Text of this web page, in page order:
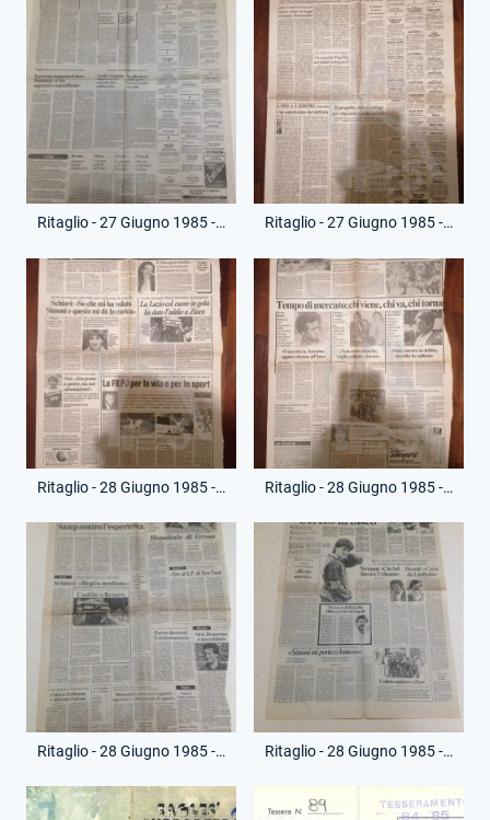
Ritaglio - 27 Giugno 1985 - Il Messaggero - Necrologi Renato Ziaco Ritaglio - 27 Giugno 1985 - Il Tempo - Necrologi Renato Ziaco
Ritaglio - 28 Giugno 1985 - Corriere dello Sport - Funerale Renato Ziaco Ritaglio - 28 Giugno 1985 - Il Messaggero - Funerale Renato Ziaco
Ritaglio - 28 Giugno 1985 - Il Tempo - Funerale Renato Ziaco Ritaglio - 28 Giugno 1985 - Paese Sera - Funerale Renato Ziaco